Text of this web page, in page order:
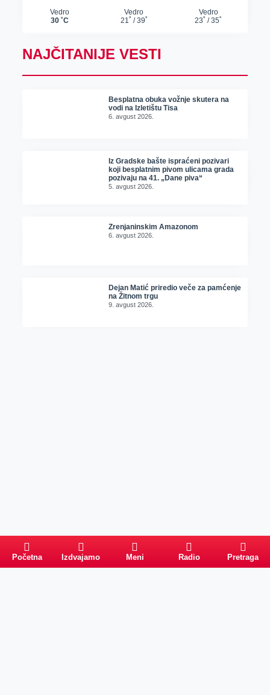
NAJČITANIJE VESTI
Besplatna obuka vožnje skutera na
vodi na Izletištu Tisa
6. avgust 2026.
Iz Gradske bašte ispraćeni pozivari
koji besplatnim pivom ulicama grada
pozivaju na 41. „Dane piva“
5. avgust 2026.
Zrenjaninskim Amazonom
6. avgust 2026.
Dejan Matić priredio veče za pamćenje
na Žitnom trgu
9. avgust 2026.
Početna Izdvajamo Meni Radio Pretraga